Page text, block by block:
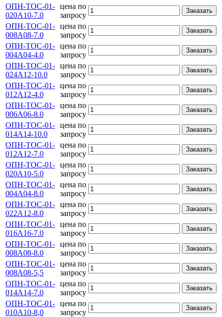
ОПН-ТОС-01-
020А10-7.0
цена по
запросу
Заказать
ОПН-ТОС-01-
008А08-7.0
цена по
запросу
Заказать
ОПН-ТОС-01-
004А04-4.0
цена по
запросу
Заказать
ОПН-ТОС-01-
024А12-10.0
цена по
запросу
Заказать
ОПН-ТОС-01-
012А12-4.0
цена по
запросу
Заказать
ОПН-ТОС-01-
006А06-8.0
цена по
запросу
Заказать
ОПН-ТОС-01-
014А14-10.0
цена по
запросу
Заказать
ОПН-ТОС-01-
012А12-7.0
цена по
запросу
Заказать
ОПН-ТОС-01-
020А10-5.0
цена по
запросу
Заказать
ОПН-ТОС-01-
004А04-8.0
цена по
запросу
Заказать
ОПН-ТОС-01-
022А12-8.0
цена по
запросу
Заказать
ОПН-ТОС-01-
016А16-7.0
цена по
запросу
Заказать
ОПН-ТОС-01-
008А08-8.0
цена по
запросу
Заказать
ОПН-ТОС-01-
008А08-5,5
цена по
запросу
Заказать
ОПН-ТОС-01-
014А14-7.0
цена по
запросу
Заказать
ОПН-ТОС-01-
010А10-8,0
цена по
запросу
Заказать